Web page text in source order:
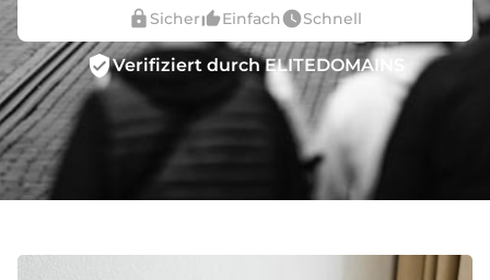
lock Sicherthumb_up_altEinfachwatch_laterSchnell
verified_userVerifiziert durch ELITEDOMAINS